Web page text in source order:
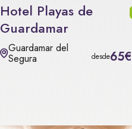
Hotel Playas de
Guardamar
Guardamar del
Segura desde65€